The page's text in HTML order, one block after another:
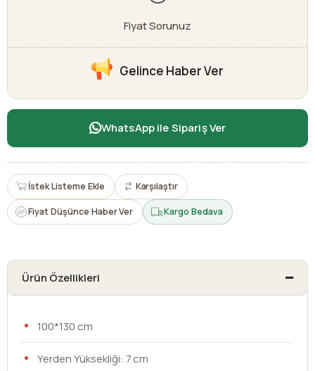
Fiyat Sorunuz
Gelince Haber Ver
WhatsApp ile Sipariş Ver
İstek Listeme Ekle Karşılaştır
Fiyat Düşünce Haber Ver Kargo Bedava
Ürün Özellikleri
100*130 cm
Yerden Yüksekliği: 7 cm